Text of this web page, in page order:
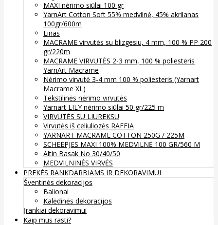
MAXI nėrimo siūlai 100 gr
YarnArt Cotton Soft 55% medvilnė, 45% akrilanas
100gr/600m
Linas
MACRAME virvutės su blizgesiu, 4 mm, 100 % PP 200
gr/220m
MACRAME VIRVUTĖS 2-3 mm, 100 % poliesteris
YarnArt Macrame
Nėrimo virvutė 3-4 mm 100 % poliesteris (Yarnart
Macrame XL)
Tekstilinės nėrimo virvutės
Yarnart LILY nėrimo siūlai 50 gr/225 m
VIRVUTĖS SU LIUREKSU
Virvutės iš celiuliozės RAFFIA
YARNART MACRAME COTTON 250G / 225M
SCHEEPJES MAXI 100% MEDVILNĖ 100 GR/560 M
Altin Basak No 30/40/50
MEDVILNINĖS VIRVĖS
PREKĖS RANKDARBIAMS IR DEKORAVIMUI
Šventinės dekoracijos
Balionai
Kalėdinės dekoracijos
Įrankiai dekoravimui
Kaip mus rasti?